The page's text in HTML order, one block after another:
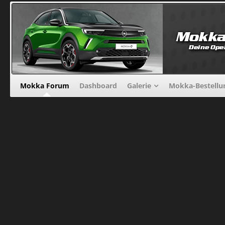
Mokka Forum Dashboard Galerie Mokka-